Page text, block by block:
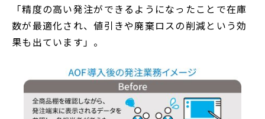
「精度の高い発注ができるようになったことで在庫
数が最適化され、値引きや廃棄ロスの削減という効
果も出ています」。